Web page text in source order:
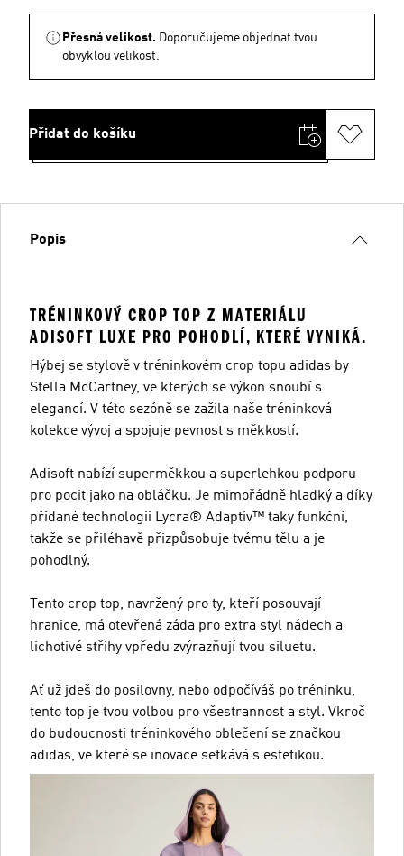
Přesná velikost. Doporučujeme objednat tvou
obvyklou velikost.
Přidat do košíku
Popis
TRÉNINKOVÝ CROP TOP Z MATERIÁLU
ADISOFT LUXE PRO POHODLÍ, KTERÉ VYNIKÁ.
Hýbej se stylově v tréninkovém crop topu adidas by
Stella McCartney, ve kterých se výkon snoubí s
elegancí. V této sezóně se zažila naše tréninková
kolekce vývoj a spojuje pevnost s měkkostí.
Adisoft nabízí superměkkou a superlehkou podporu
pro pocit jako na obláčku. Je mimořádně hladký a díky
přidané technologii Lycra® Adaptiv™ taky funkční,
takže se přiléhavě přizpůsobuje tvému tělu a je
pohodlný.
Tento crop top, navržený pro ty, kteří posouvají
hranice, má otevřená záda pro extra styl nádech a
lichotivé střihy vpředu zvýrazňují tvou siluetu.
Ať už jdeš do posilovny, nebo odpočíváš po tréninku,
tento top je tvou volbou pro všestrannost a styl. Vkroč
do budoucnosti tréninkového oblečení se značkou
adidas, ve které se inovace setkává s estetikou.